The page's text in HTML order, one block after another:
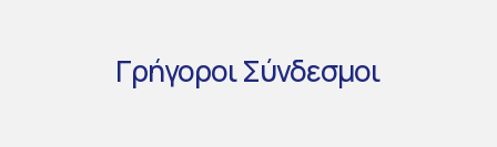
ΓρήγοροιΣύνδεσμοι